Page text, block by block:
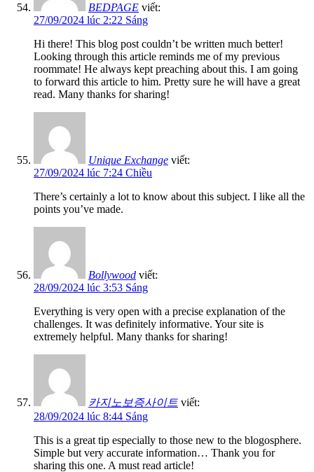
BEDPAGE viết:
27/09/2024 lúc 2:22 Sáng
Hi there! This blog post couldn’t be written much better!
Looking through this article reminds me of my previous
roommate! He always kept preaching about this. I am going
to forward this article to him. Pretty sure he will have a great
read. Many thanks for sharing!
Unique Exchange viết:
27/09/2024 lúc 7:24 Chiều
There’s certainly a lot to know about this subject. I like all the
points you’ve made.
Bollywood viết:
28/09/2024 lúc 3:53 Sáng
Everything is very open with a precise explanation of the
challenges. It was definitely informative. Your site is
extremely helpful. Many thanks for sharing!
카지노보증사이트 viết:
28/09/2024 lúc 8:44 Sáng
This is a great tip especially to those new to the blogosphere.
Simple but very accurate information… Thank you for
sharing this one. A must read article!